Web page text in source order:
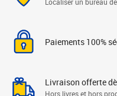
Paiements 100%
Livraison offerte
Hors livres et hors